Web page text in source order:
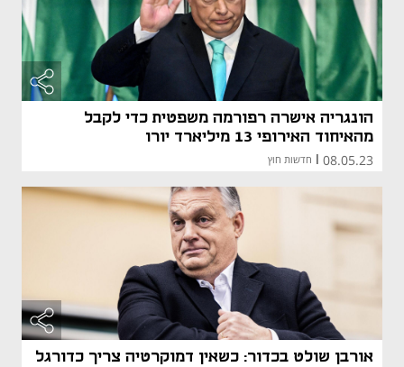
הונגריה אישרה רפורמה משפטית כדי לקבל
מהאיחוד האירופי 13 מיליארד יורו
08.05.23 חדשות חוץ
אורבן שולט בכדור: כשאין דמוקרטיה צריך כדורגל